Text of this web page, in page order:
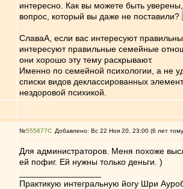
интересно. Как вы можете быть
вопрос, который вы даже не поставили?
СлаваА, если вас интересуют
интересуют правильные семейные
они хорошо эту тему раскрывают.
Именно по семейной психологии, а не
списки видов деклассированных
нездоровой психикой.
№555877 Добавлено: Вс 22 Ноя 20, 23:00 (6 лет
Для администраторов. Меня похоже
ей пофиг. Ей нужны только деньги. )
Практикую интегральную йогу Шри